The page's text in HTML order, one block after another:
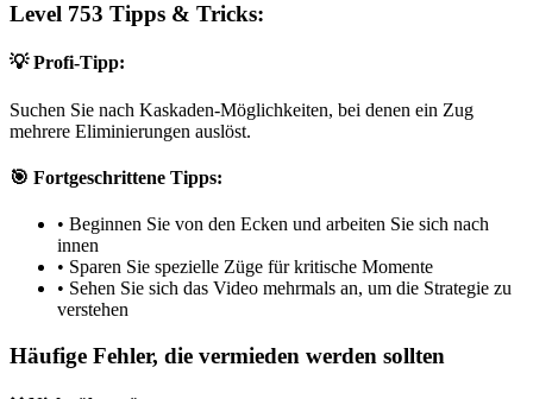
Level 753 Tipps & Tricks:
💡 Profi-Tipp:
Suchen Sie nach Kaskaden-Möglichkeiten, bei denen ein Zug
mehrere Eliminierungen auslöst.
🎯 Fortgeschrittene Tipps:
• Beginnen Sie von den Ecken und arbeiten Sie sich nach
innen
• Sparen Sie spezielle Züge für kritische Momente
• Sehen Sie sich das Video mehrmals an, um die Strategie zu
verstehen
Häufige Fehler, die vermieden werden sollten